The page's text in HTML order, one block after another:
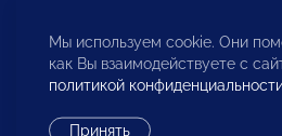
Бюро по защите прав
инвесторов
Мы используем cookie. Они
как Вы взаимодействуете с
политикой
Принять